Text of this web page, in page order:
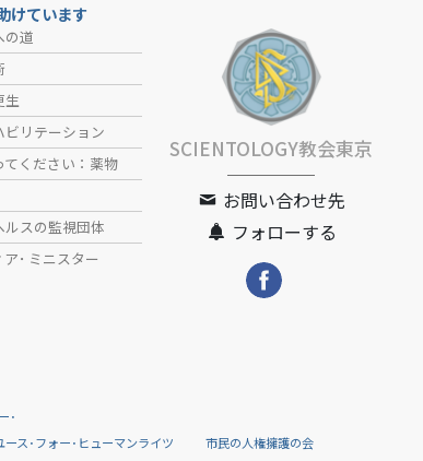
けています
の道
生
ビリテーション
てください：薬物
ルスの監視団体
･ ミニスター
SCIENTOLOGY教会東京
お問い合わせ先
フォローする
･
ース･フォー･ヒューマンライツ 市民の人権擁護の会